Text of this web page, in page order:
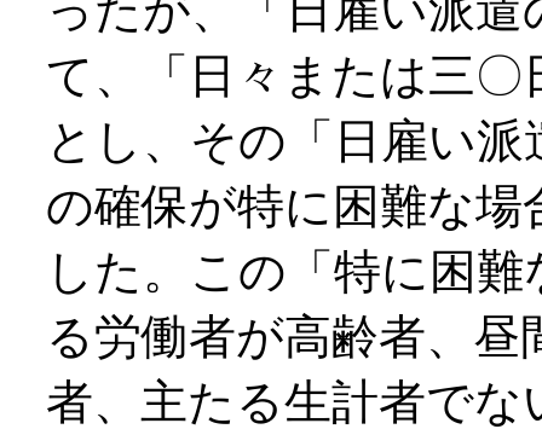
て、「日々または三
とし、その「日雇い
の確保が特に困難な
した。この「特に困
る労働者が高齢者、
者、主たる生計者で